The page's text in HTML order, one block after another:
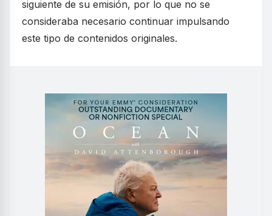
siguiente de su emisión, por lo que no se
consideraba necesario continuar impulsando
este tipo de contenidos originales.